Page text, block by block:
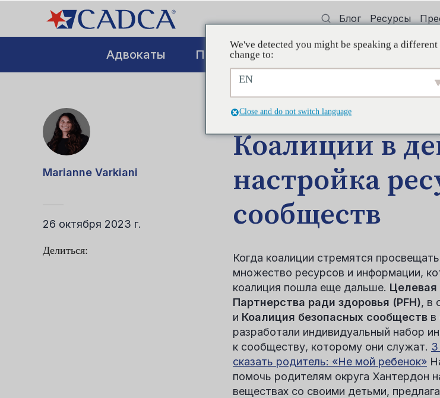
Блог Ресурсы
Адвокаты Повышение квалификации
Marianne Varkiani
26 октября 2023 г.
Делиться:
СООБЩЕНИЕ БЛОГА
Коалиции в
настройка
сообществ
Когда коалиции стремятся
множество ресурсов и информации,
коалиция пошла еще дальше. Целевая
Партнерства ради здоровья (PFH), в
и Коалиция безопасных сообществ в
разработали индивидуальный набор
к сообществу, которому они служат.
сказать родитель: «Не мой ребенок»
помочь родителям округа Хантердон
веществах со своими детьми,
We've detected you might be speaking a
change to:
EN
Close and do not switch language